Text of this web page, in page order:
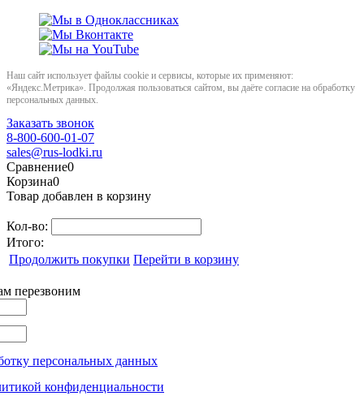
Наш сайт использует файлы cookie и сервисы, которые их применяют:
«Яндекс.Метрика». Продолжая пользоваться сайтом, вы даёте согласие на обработку
персональных данных.
Заказать звонок
8-800-600-01-07
sales@rus-lodki.ru
Сравнение0
Корзина0
Товар добавлен в корзину
Кол-во:
Итого:
Продолжить покупки Перейти в корзину
перезвоним
персональных данных
конфиденциальности